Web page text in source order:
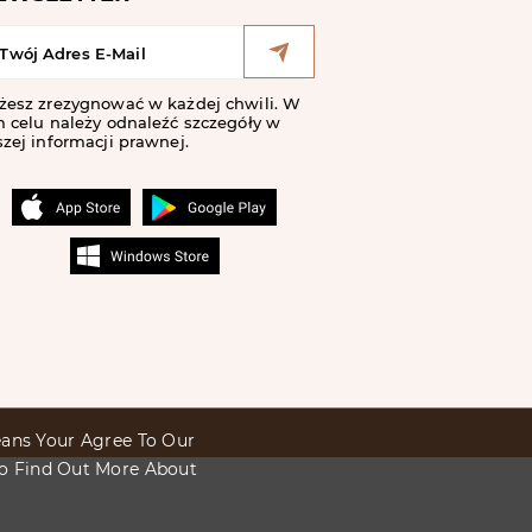
Your Agree To Our
Find Out More About
zrezygnować w każdej chwili. W
celu należy odnaleźć szczegóły w
informacji prawnej.